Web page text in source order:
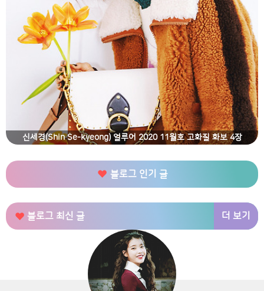
신세경(Shin Se-kyeong) 얼루어 2020 11월호 고화질 화보 4장
블로그 인기 글
블로그 최신 글 더 보기